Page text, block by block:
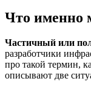
Что именно
Частичный или
разработчики
про такой термин,
описывают две